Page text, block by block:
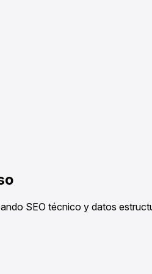
SEO técnico y datos